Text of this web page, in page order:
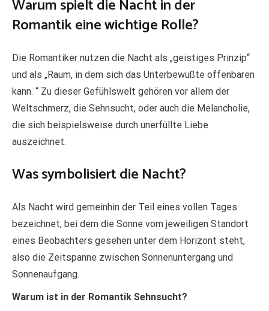
Warum spielt die Nacht in der
Romantik eine wichtige Rolle?
Die Romantiker nutzen die Nacht als „geistiges Prinzip“
und als „Raum, in dem sich das Unterbewußte offenbaren
kann. “ Zu dieser Gefühlswelt gehören vor allem der
Weltschmerz, die Sehnsucht, oder auch die Melancholie,
die sich beispielsweise durch unerfüllte Liebe
auszeichnet.
Was symbolisiert die Nacht?
Als Nacht wird gemeinhin der Teil eines vollen Tages
bezeichnet, bei dem die Sonne vom jeweiligen Standort
eines Beobachters gesehen unter dem Horizont steht,
also die Zeitspanne zwischen Sonnenuntergang und
Sonnenaufgang.
Warum ist in der Romantik Sehnsucht?